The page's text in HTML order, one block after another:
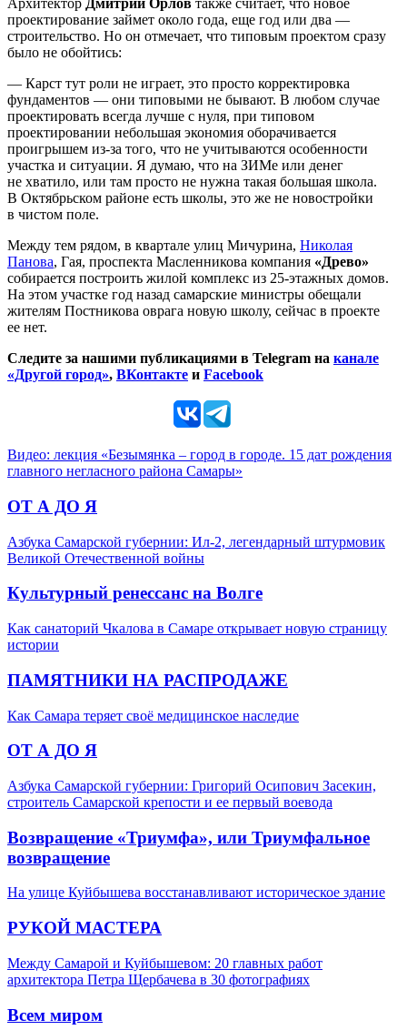
проектирование займет около года, еще год или два —
строительство. Но он отмечает, что типовым проектом сразу
было не обойтись:
— Карст тут роли не играет, это просто корректировка
фундаментов — они типовыми не бывают. В любом случае
проектировать всегда лучше с нуля, при типовом
проектировании небольшая экономия оборачивается
проигрышем из-за того, что не учитываются особенности
участка и ситуации. Я думаю, что на ЗИМе или денег
не хватило, или там просто не нужна такая большая школа.
В Октябрьском районе есть школы, это же не новостройки
в чистом поле.
Между тем рядом, в квартале улиц Мичурина, Николая
Панова, Гая, проспекта Масленникова компания «Древо»
собирается построить жилой комплекс из 25-этажных домов.
На этом участке год назад самарские министры обещали
жителям Постникова оврага новую школу, сейчас в проекте
ее нет.
Следите за нашими публикациями в Telegram на канале
«Другой город», ВКонтакте и Facebook
Видео: лекция «Безымянка – город в городе. 15 дат рождения
главного негласного района Самары»
ОТ А ДО Я
Азбука Самарской губернии: Ил-2, легендарный штурмовик
Великой Отечественной войны
Культурный ренессанс на Волге
Как санаторий Чкалова в Самаре открывает новую страницу
истории
ПАМЯТНИКИ НА РАСПРОДАЖЕ
Как Самара теряет своё медицинское наследие
ОТ А ДО Я
Азбука Самарской губернии: Григорий Осипович Засекин,
строитель Самарской крепости и ее первый воевода
Возвращение «Триумфа», или Триумфальное
возвращение
На улице Куйбышева восстанавливают историческое здание
РУКОЙ МАСТЕРА
Между Самарой и Куйбышевом: 20 главных работ
архитектора Петра Щербачева в 30 фотографиях
Всем миром